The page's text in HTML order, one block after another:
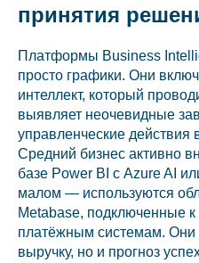
принятия
Платформы Business
просто графики. Они
интеллект, который
выявляет неочевидные
управленческие
Средний бизнес активно
базе Power BI с Azure AI
малом — используются
Metabase, подключенные
платёжным системам. Они
выручку, но и прогноз